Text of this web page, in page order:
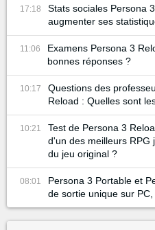
17:18
Stats sociales Persona
augmenter ses
11:06
Examens Persona 3
bonnes réponses ?
10:17
Questions des
Reload : Quelles sont
10:21
Test de Persona 3
d'un des meilleurs RPG
du jeu original ?
08:01
Persona 3 Portable et
de sortie unique sur